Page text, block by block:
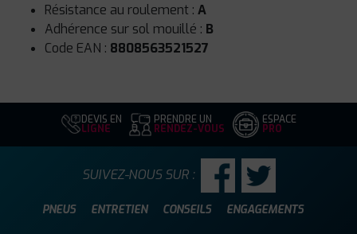
Résistance au roulement : A
Adhérence sur sol mouillé : B
Code EAN : 8808563521527
DEVIS EN
LIGNE
PRENDRE UN
RENDEZ-VOUS
ESPACE
PRO
PNEUS ENTRETIEN CONSEILS ENGAGEMENTS
SUIVEZ-NOUS SUR :